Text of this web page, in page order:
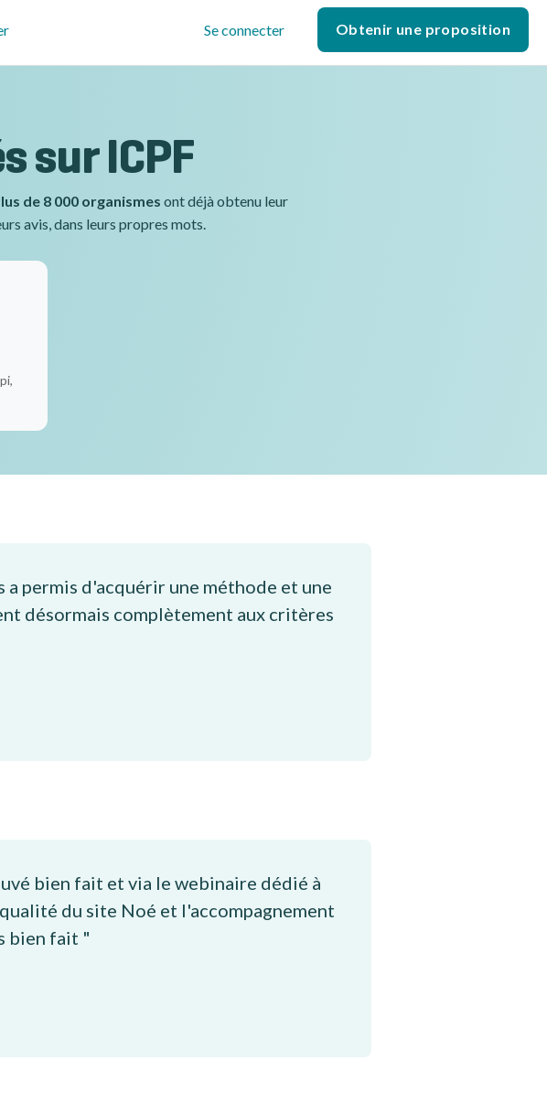
Se connecter Obtenir une proposition
sur ICPF
de 8 000 organismes ont déjà obtenu leur
avis, dans leurs propres mots.
permis d'acquérir une méthode et une
désormais complètement aux critères
bien fait et via le webinaire dédié à
du site Noé et l'accompagnement
bien fait "